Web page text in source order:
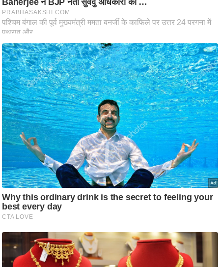
ध
र्म
ति
ष
प्र
भु
म
हि
मा
/
र्म
स्थ
ल
व्र
त
त्यो
हा
र